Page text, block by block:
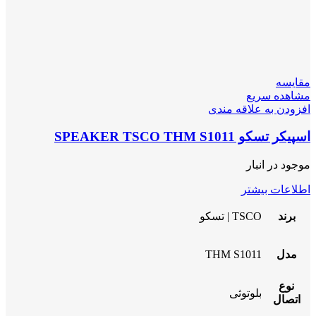
مقایسه
مشاهده سریع
افزودن به علاقه مندی
اسپیکر تسکو SPEAKER TSCO THM S1011
موجود در انبار
اطلاعات بیشتر
برند TSCO | تسکو
مدل THM S1011
نوع
اتصال
بلوتوثی